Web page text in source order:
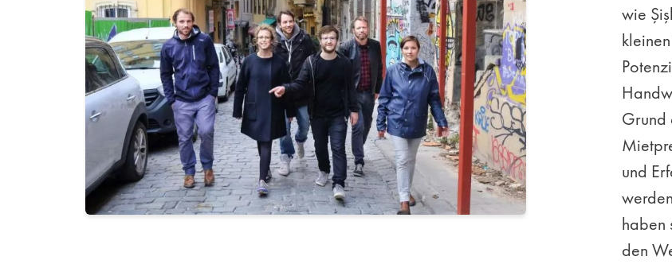
wie
Grund
und
haben
den